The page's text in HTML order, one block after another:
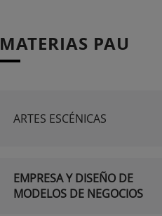
MATERIAS PAU
ARTES ESCÉNICAS
EMPRESA Y DISEÑO DE
MODELOS DE NEGOCIOS